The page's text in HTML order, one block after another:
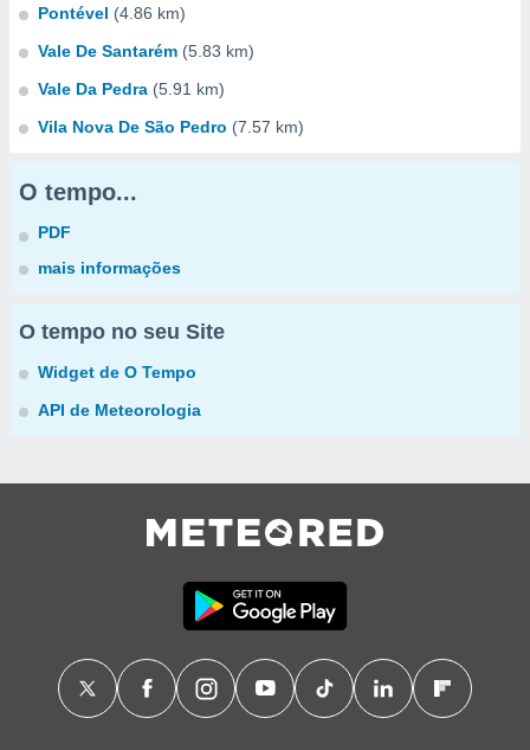
Pontével (4.86 km)
Vale De Santarém (5.83 km)
Vale Da Pedra (5.91 km)
Vila Nova De São Pedro (7.57 km)
O tempo...
PDF
mais informações
O tempo no seu Site
Widget de O Tempo
API de Meteorologia